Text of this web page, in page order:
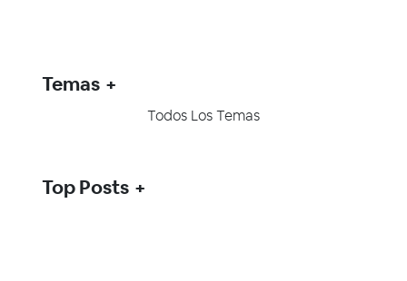
Temas
Todos Los Temas
Top Posts